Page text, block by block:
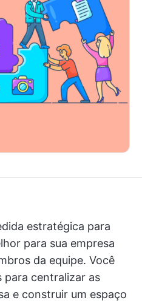
estratégica para
para sua empresa
da equipe. Você
para centralizar as
e construir um espaço